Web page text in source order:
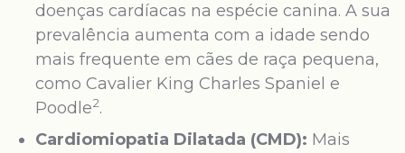
doenças cardíacas na espécie canina. A sua
prevalência aumenta com a idade sendo
mais frequente em cães de raça pequena,
como Cavalier King Charles Spaniel e
Poodle2.
Cardiomiopatia Dilatada (CMD): Mais